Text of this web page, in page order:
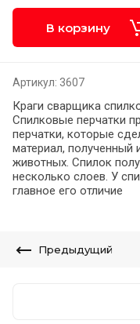
В корзину
Артикул: 3607
Краги сварщика
Спилковые перчатки
перчатки, которые
материал, полученный
животных. Спилок
несколько слоев. У
главное его отличие
Предыдущий